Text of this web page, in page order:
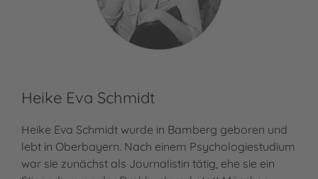
Heike Eva Schmidt
Heike Eva Schmidt wurde in Bamberg geboren und
lebt in Oberbayern. Nach einem Psychologiestudium
war sie zunächst als Journalistin tätig, ehe sie ein